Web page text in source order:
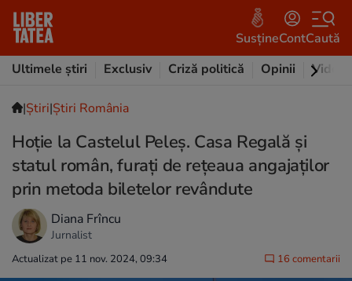
SusțineContCaută
Ultimele știri
Exclusiv Criză politică Opinii Video
|Ştiri|Știri România
Hoție la Castelul Peleș. Casa Regală și
statul român, furați de rețeaua angajaților
prin metoda biletelor revândute
Diana Frîncu
Jurnalist
Actualizat pe 11 nov. 2024, 09:34 16 comentarii